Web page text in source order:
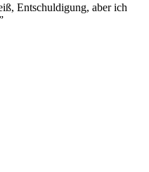
Entschuldigung, aber ich